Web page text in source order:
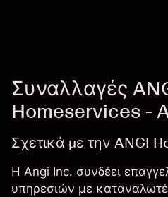
Συναλλαγές
Homeservices -
Σχετικά με την ANGI
Η Angi Inc. συνδέει
υπηρεσιών με